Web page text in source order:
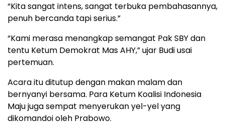
“Kita sangat intens, sangat terbuka pembahasannya,
penuh bercanda tapi serius.”
“Kami merasa menangkap semangat Pak SBY dan
tentu Ketum Demokrat Mas AHY,” ujar Budi usai
pertemuan.
Acara itu ditutup dengan makan malam dan
bernyanyi bersama. Para Ketum Koalisi Indonesia
Maju juga sempat menyerukan yel-yel yang
dikomandoi oleh Prabowo.